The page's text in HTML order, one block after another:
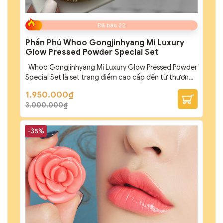
Đã bán 22
Phấn Phủ Whoo Gongjinhyang Mi Luxury
Glow Pressed Powder Special Set
3.000.000₫
Giá
gốc
là:
1.950.000₫
Giá
hiện
tại
1.950.000₫.
Whoo Gongjinhyang Mi Luxury Glow Pressed Powder
Special Set là set trang điểm cao cấp đến từ thương
hiệu mỹ phẩm hoàng gia Hàn Quốc Whoo. Sự kết hợp
giữa phấn phủ mịn nhẹ và son môi sang trọng giúp
mang đến lớp nền rạng rỡ, lâu trôi cùng sắc son tinh
tế, cho nàng...
-35%